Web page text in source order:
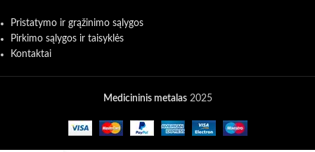
Pristatymo ir grąžinimo sąlygos
Pirkimo sąlygos ir taisyklės
Kontaktai
Medicininis metalas2025